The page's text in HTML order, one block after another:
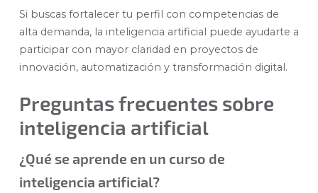
Si buscas fortalecer tu perfil con competencias de
alta demanda, la inteligencia artificial puede ayudarte a
participar con mayor claridad en proyectos de
innovación, automatización y transformación digital.
Preguntas frecuentes sobre
inteligencia artificial
¿Qué se aprende en un curso de
inteligencia artificial?